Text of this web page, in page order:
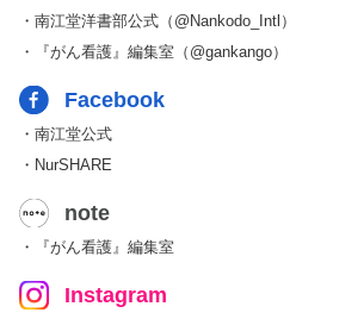
・南江堂洋書部公式（@Nankodo_Intl）
・『がん看護』編集室（@gankango）
Facebook
・南江堂公式
・NurSHARE
note
・『がん看護』編集室
Instagram